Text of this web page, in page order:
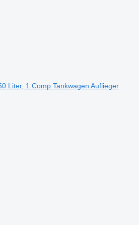
Liter, 1 Comp Tankwagen Auflieger